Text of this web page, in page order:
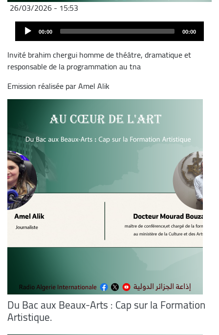
26/03/2026 - 15:53
Fichier
Audio
Player 00:00 00:00
Invité brahim chergui homme de théâtre, dramatique et
responsable de la programmation au tna
Emission réalisée par Amel Alik
Du Bac aux Beaux-Arts : Cap sur la Formation
Artistique.